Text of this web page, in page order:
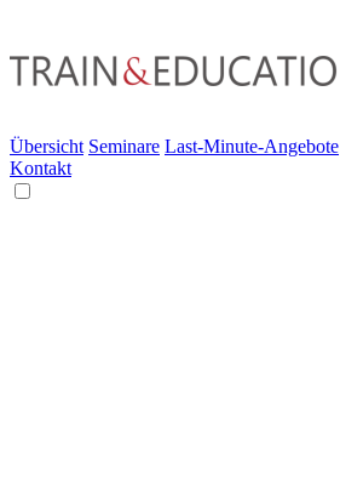
Übersicht Seminare Last-Minute-Angebote
Kontakt